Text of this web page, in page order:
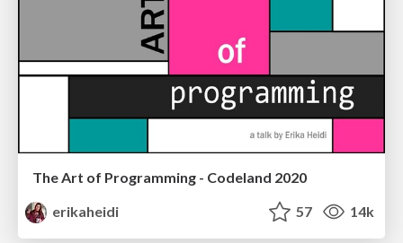
The Art of Programming - Codeland 2020
erikaheidi
57 14k